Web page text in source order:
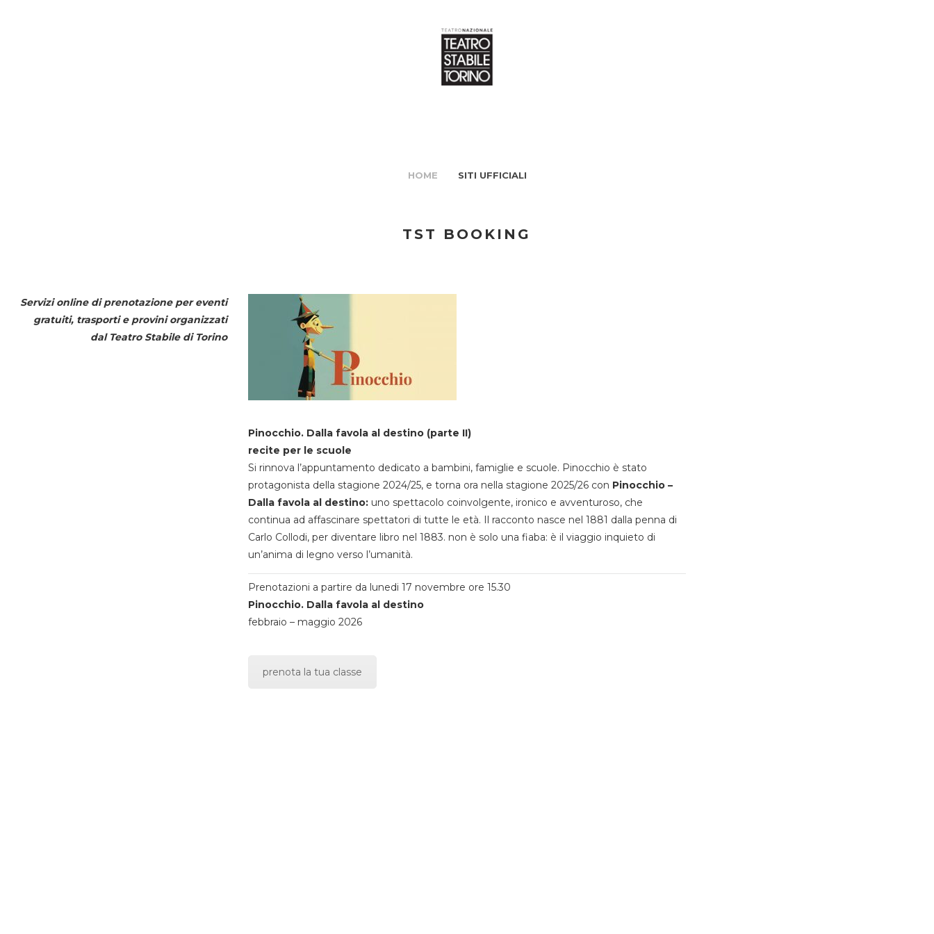
HOME SITI UFFICIALI
TST BOOKING
Servizi online di prenotazione per eventi
gratuiti, trasporti e provini organizzati
dal Teatro Stabile di Torino
Pinocchio. Dalla favola al destino (parte II)
recite per le scuole
Si rinnova l’appuntamento dedicato a bambini, famiglie e scuole. Pinocchio è stato
protagonista della stagione 2024/25, e torna ora nella stagione 2025/26 con Pinocchio –
Dalla favola al destino:uno spettacolo coinvolgente, ironico e avventuroso, che
continua ad affascinare spettatori di tutte le età. Il racconto nasce nel 1881 dalla penna di
Carlo Collodi, per diventare libro nel 1883. non è solo una fiaba: è il viaggio inquieto di
un’anima di legno verso l’umanità.
Prenotazioni a partire da lunedi 17 novembre ore 15.30
Pinocchio. Dalla favola al destino
febbraio – maggio 2026
prenota la tua classe